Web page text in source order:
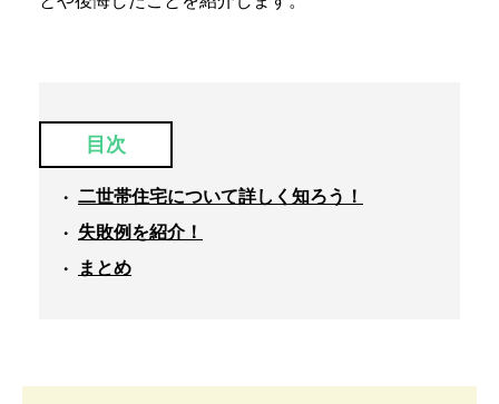
目次
二世帯住宅について詳しく知ろう！
失敗例を紹介！
まとめ